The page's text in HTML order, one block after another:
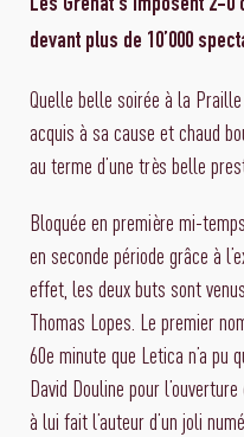
Les Grenat s’imposent 2-
devant plus de 10’000
Quelle belle soirée à la
acquis à sa cause et chaud
au terme d’une très belle
Bloquée en première mi-
en seconde période grâce à
effet, les deux buts sont
Thomas Lopes. Le premier
60e minute que Letica n’a pu
David Douline pour
à lui fait l’auteur d’un joli